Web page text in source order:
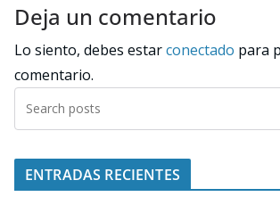
Deja un comentario
Lo siento, debes estarconectado para
comentario.
ENTRADAS RECIENTES